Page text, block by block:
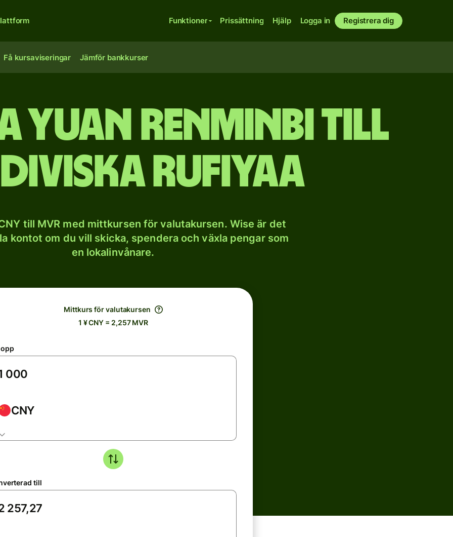
Funktioner Prissättning Hjälp Logga in Registrera dig
Få kursaviseringar Jämför bankkurser
yuan renminbi till
rufiyaa
till MVR med mittkursen för valutakursen. Wise är det
kontot om du vill skicka, spendera och växla pengar som
en lokalinvånare.
Mittkurs för valutakursen
1 ¥ CNY = 2,257 MVR
CNY
till